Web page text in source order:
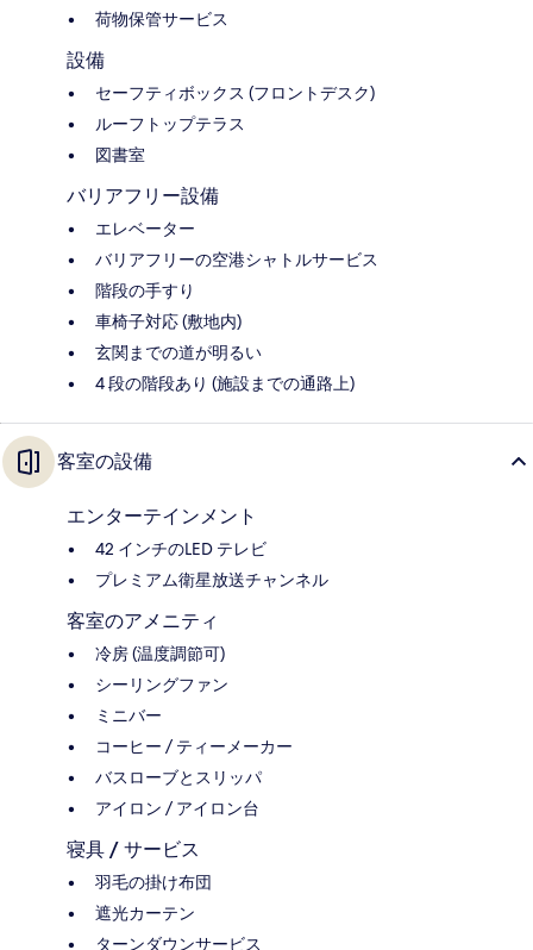
荷物保管サービス
設備
セーフティボックス (フロントデスク)
ルーフトップテラス
図書室
バリアフリー設備
エレベーター
バリアフリーの空港シャトルサービス
階段の手すり
車椅子対応 (敷地内)
玄関までの道が明るい
4 段の階段あり (施設までの通路上)
客室の設備
エンターテインメント
42 インチのLED テレビ
プレミアム衛星放送チャンネル
客室のアメニティ
冷房 (温度調節可)
シーリングファン
ミニバー
コーヒー / ティーメーカー
バスローブとスリッパ
アイロン / アイロン台
寝具 / サービス
羽毛の掛け布団
遮光カーテン
ターンダウンサービス